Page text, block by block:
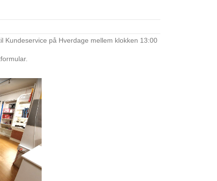
Kundeservice på Hverdage mellem klokken 13:00